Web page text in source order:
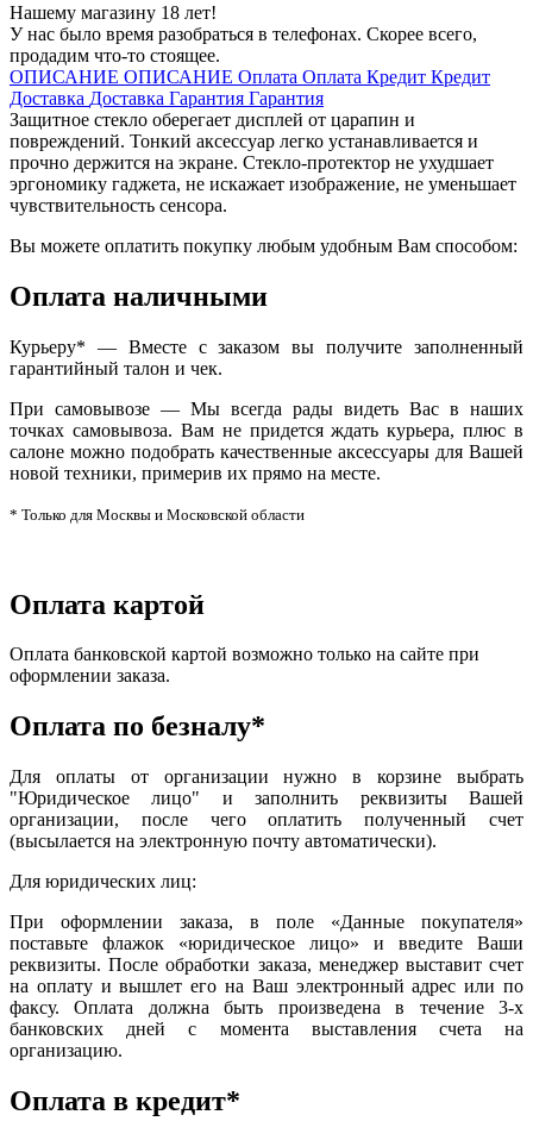
Нашему магазину 18 лет!
У нас было время разобраться в телефонах. Скорее всего,
продадим что-то стоящее.
ОПИСАНИЕ ОПИСАНИЕ Оплата Оплата Кредит Кредит
Доставка Доставка Гарантия Гарантия
Защитное стекло оберегает дисплей от царапин и
повреждений. Тонкий аксессуар легко устанавливается и
прочно держится на экране. Стекло-протектор не ухудшает
эргономику гаджета, не искажает изображение, не уменьшает
чувствительность сенсора.
Вы можете оплатить покупку любым удобным Вам способом:
Оплата наличными
Курьеру* — Вместе с заказом вы получите заполненный
гарантийный талон и чек.
При самовывозе — Мы всегда рады видеть Вас в наших
точках самовывоза. Вам не придется ждать курьера, плюс в
салоне можно подобрать качественные аксессуары для Вашей
новой техники, примерив их прямо на месте.
* Только для Москвы и Московской области
Оплата картой
Оплата банковской картой возможно только на сайте при
оформлении заказа.
Оплата по безналу*
Для оплаты от организации нужно в корзине выбрать
"Юридическое лицо" и заполнить реквизиты Вашей
организации, после чего оплатить полученный счет
(высылается на электронную почту автоматически).
Для юридических лиц:
При оформлении заказа, в поле «Данные покупателя»
поставьте флажок «юридическое лицо» и введите Ваши
реквизиты. После обработки заказа, менеджер выставит счет
на оплату и вышлет его на Ваш электронный адрес или по
факсу. Оплата должна быть произведена в течение 3-х
банковских дней с момента выставления счета на
организацию.
Оплата в кредит*